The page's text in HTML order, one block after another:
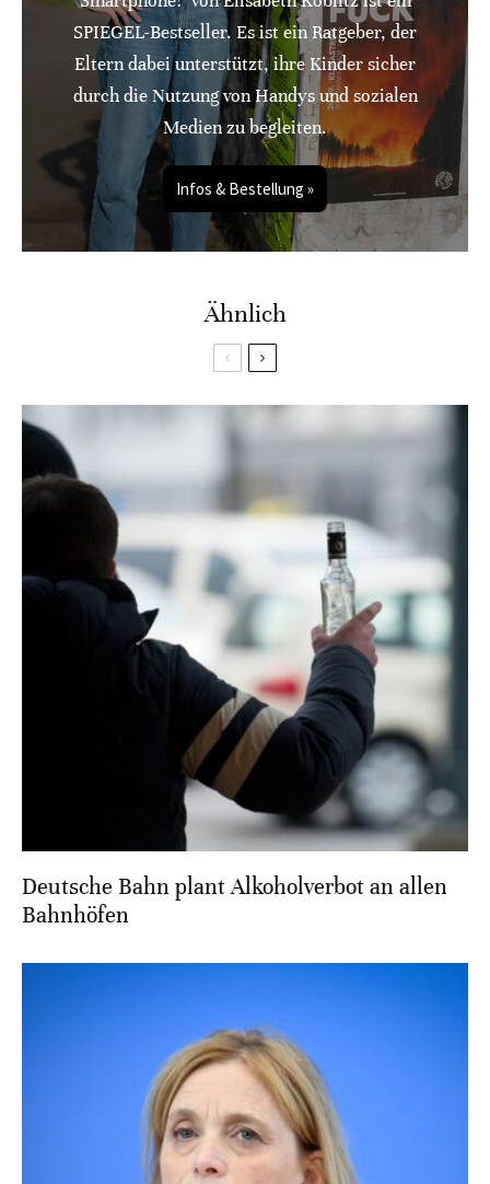
SPIEGEL-Bestseller. Es ist ein Ratgeber, der
Eltern dabei unterstützt, ihre Kinder sicher
durch die Nutzung von Handys und sozialen
Medien zu begleiten.
Infos & Bestellung »
Ähnlich
Deutsche Bahn plant Alkoholverbot an allen
Bahnhöfen